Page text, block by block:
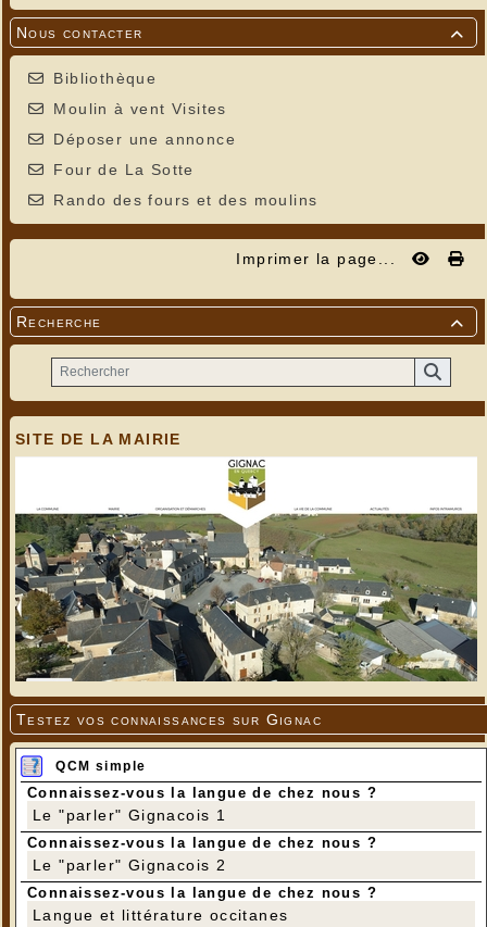

Nous contacter
Bibliothèque
Moulin à vent Visites
Déposer une annonce
Four de La Sotte
Rando des fours et des moulins
Imprimer la page...

Recherche
SITE DE LA MAIRIE
Testez vos connaissances sur Gignac
QCM simple
Connaissez-vous la langue de chez nous ?
Le "parler" Gignacois 1
Connaissez-vous la langue de chez nous ?
Le "parler" Gignacois 2
Connaissez-vous la langue de chez nous ?
Langue et littérature occitanes
---
---